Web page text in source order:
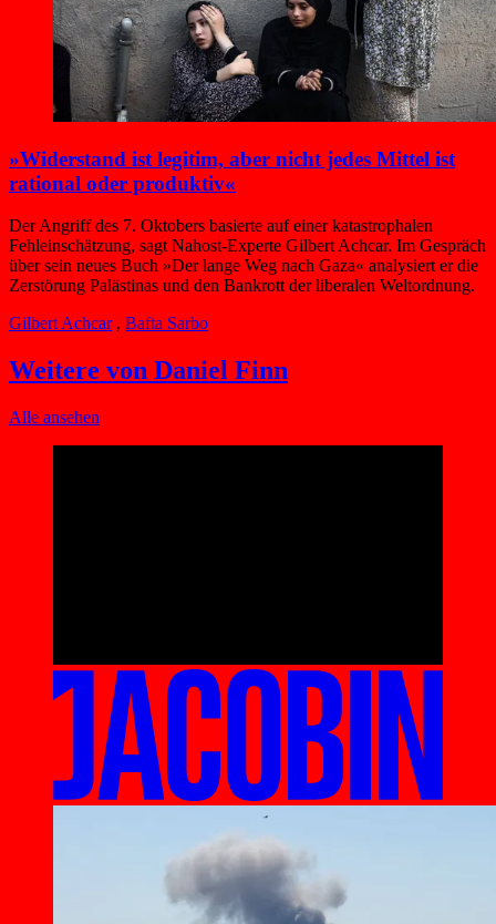
»Widerstand ist legitim, aber nicht jedes Mittel ist
rational oder produktiv«
Der Angriff des 7. Oktobers basierte auf einer katastrophalen
Fehleinschätzung, sagt Nahost-Experte Gilbert Achcar. Im Gespräch
über sein neues Buch »Der lange Weg nach Gaza« analysiert er die
Zerstörung Palästinas und den Bankrott der liberalen Weltordnung.
Gilbert Achcar , Bafta Sarbo
Weitere von Daniel Finn
Alle ansehen